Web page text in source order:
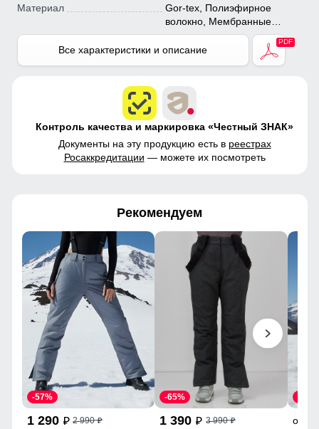
Материал
Gor-tex, Полиэфирное
волокно, Мембранные
материалы, Полиэстер,
Плащевка, Тефлон, Ткань,
Экологичные материалы
Все характеристики и описание
Контроль качества и маркировка «Честный ЗНАК»
Документы на эту продукцию есть в реестрах
Росаккредитации — можете их посмотреть
Рекомендуем
1 290 p 2 990p
-57%
1 390 p 3 990p
-65%
от